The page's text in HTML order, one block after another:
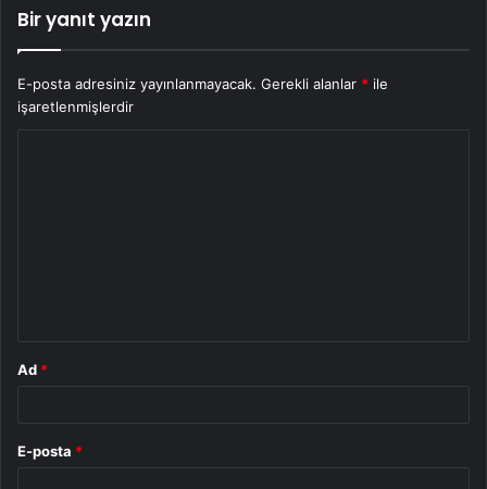
Bir yanıt yazın
E-posta adresiniz yayınlanmayacak. Gerekli alanlar * ile
işaretlenmişlerdir
Ad *
E-posta *